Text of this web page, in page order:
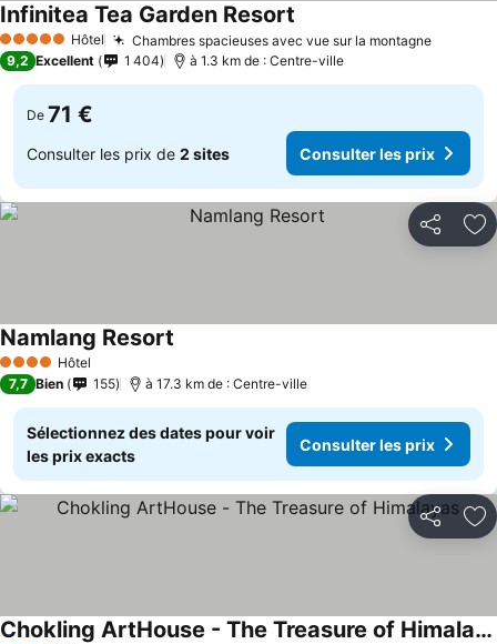
5 Étoiles Hôtel Chambres spacieuses avec vue sur la montagne
Infinitea Tea Garden Resort
9,2 Excellent 1 404 à 1.3 km de : Centre-ville
De 71 €
Consulter les prix de 2 sites Consulter les prix
Partager
4 Étoiles Hôtel
Namlang Resort
7,7 Bien 155 à 17.3 km de : Centre-ville
Sélectionnez des dates pour voir
les prix exacts
Consulter les prix
Partager
Chokling ArtHouse - The Treasure of Himalayas